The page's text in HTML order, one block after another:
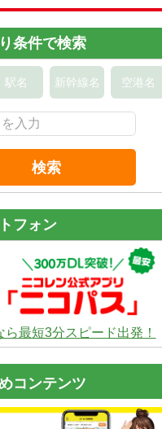
条件で検索
駅名 新幹線名 空港名
検索
フォン
最短3分スピード出発！
コンテンツ